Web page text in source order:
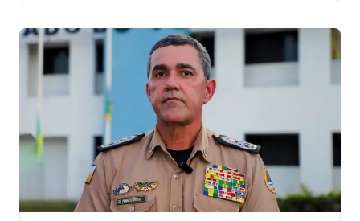
Alcione Ferreira, a prefeita de Alvorada, Thaynara […]